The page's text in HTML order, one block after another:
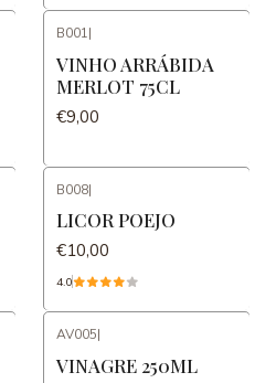
B001|
VINHO ARRÁBIDA
MERLOT 75CL
€9,00
B008|
LICOR POEJO
€10,00
4.0
AV005|
VINAGRE 250ML